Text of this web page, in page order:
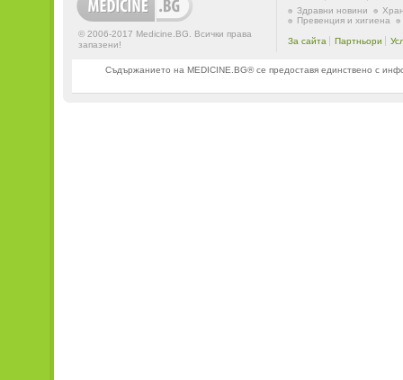
© 2006-2017 Medicine.BG. Всички права
запазени!
Здравни новини
Превенция и хигиена
За сайта Партньори
Съдържанието на MEDICINE.BG® се предоставя единствено с